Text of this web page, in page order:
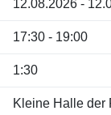
12.08.2026 -
17:30 - 19:00
1:30
Kleine Halle der